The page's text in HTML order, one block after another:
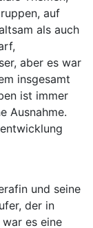
auf
als auch
aber es war
insgesamt
ist immer
Ausnahme.
und seine
der in
es eine